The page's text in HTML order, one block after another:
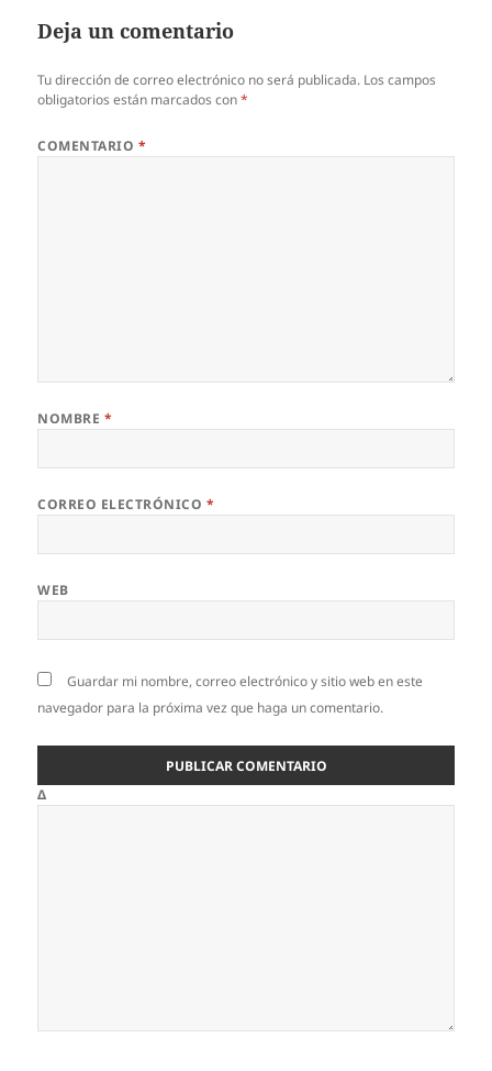
Deja un comentario
Tu dirección de correo electrónico no será publicada. Los campos
obligatorios están marcados con*
COMENTARIO *
NOMBRE *
CORREO ELECTRÓNICO *
WEB
Guardar mi nombre, correo electrónico y sitio web en este
navegador para la próxima vez que haga un comentario.
Δ